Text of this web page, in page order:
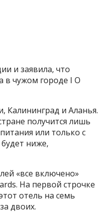
и заявила, что
в чужом городе I О
Калининград и Аланья.
получится лишь
или только с
ниже,
«все включено»
На первой строчке
отель на семь
двоих.